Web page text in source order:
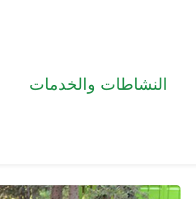
النشاطات والخدمات